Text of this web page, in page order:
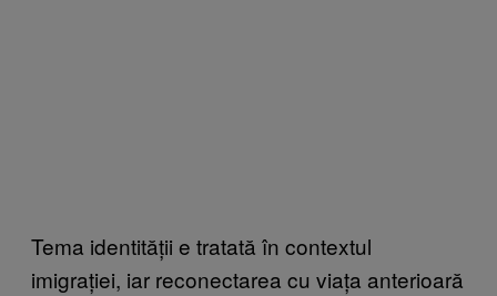
Tema identității e tratată în contextul
imigrației, iar reconectarea cu viața anterioară